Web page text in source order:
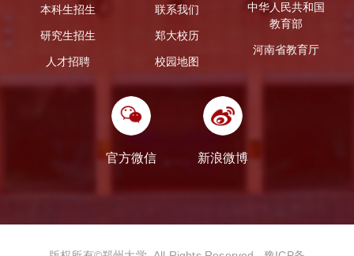
本科生招生
研究生招生
人才招聘
联系我们
郑大校历
校园地图
中华人民共和国
教育部
河南省教育厅
官方微信 新浪微博